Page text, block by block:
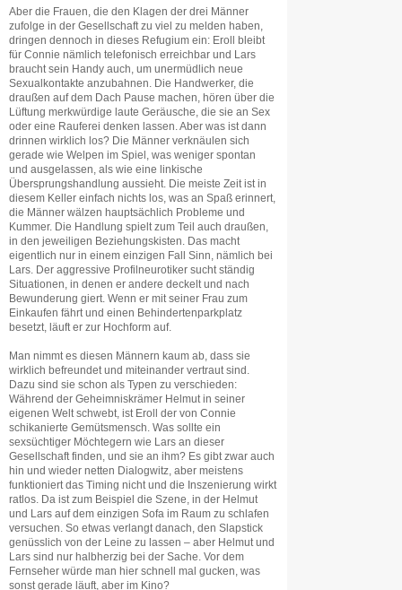
Aber die Frauen, die den Klagen der drei Männer
zufolge in der Gesellschaft zu viel zu melden haben,
dringen dennoch in dieses Refugium ein: Eroll bleibt
für Connie nämlich telefonisch erreichbar und Lars
braucht sein Handy auch, um unermüdlich neue
Sexualkontakte anzubahnen. Die Handwerker, die
draußen auf dem Dach Pause machen, hören über die
Lüftung merkwürdige laute Geräusche, die sie an Sex
oder eine Rauferei denken lassen. Aber was ist dann
drinnen wirklich los? Die Männer verknäulen sich
gerade wie Welpen im Spiel, was weniger spontan
und ausgelassen, als wie eine linkische
Übersprungshandlung aussieht. Die meiste Zeit ist in
diesem Keller einfach nichts los, was an Spaß erinnert,
die Männer wälzen hauptsächlich Probleme und
Kummer. Die Handlung spielt zum Teil auch draußen,
in den jeweiligen Beziehungskisten. Das macht
eigentlich nur in einem einzigen Fall Sinn, nämlich bei
Lars. Der aggressive Profilneurotiker sucht ständig
Situationen, in denen er andere deckelt und nach
Bewunderung giert. Wenn er mit seiner Frau zum
Einkaufen fährt und einen Behindertenparkplatz
besetzt, läuft er zur Hochform auf.
Man nimmt es diesen Männern kaum ab, dass sie
wirklich befreundet und miteinander vertraut sind.
Dazu sind sie schon als Typen zu verschieden:
Während der Geheimniskrämer Helmut in seiner
eigenen Welt schwebt, ist Eroll der von Connie
schikanierte Gemütsmensch. Was sollte ein
sexsüchtiger Möchtegern wie Lars an dieser
Gesellschaft finden, und sie an ihm? Es gibt zwar auch
hin und wieder netten Dialogwitz, aber meistens
funktioniert das Timing nicht und die Inszenierung wirkt
ratlos. Da ist zum Beispiel die Szene, in der Helmut
und Lars auf dem einzigen Sofa im Raum zu schlafen
versuchen. So etwas verlangt danach, den Slapstick
genüsslich von der Leine zu lassen – aber Helmut und
Lars sind nur halbherzig bei der Sache. Vor dem
Fernseher würde man hier schnell mal gucken, was
sonst gerade läuft, aber im Kino?